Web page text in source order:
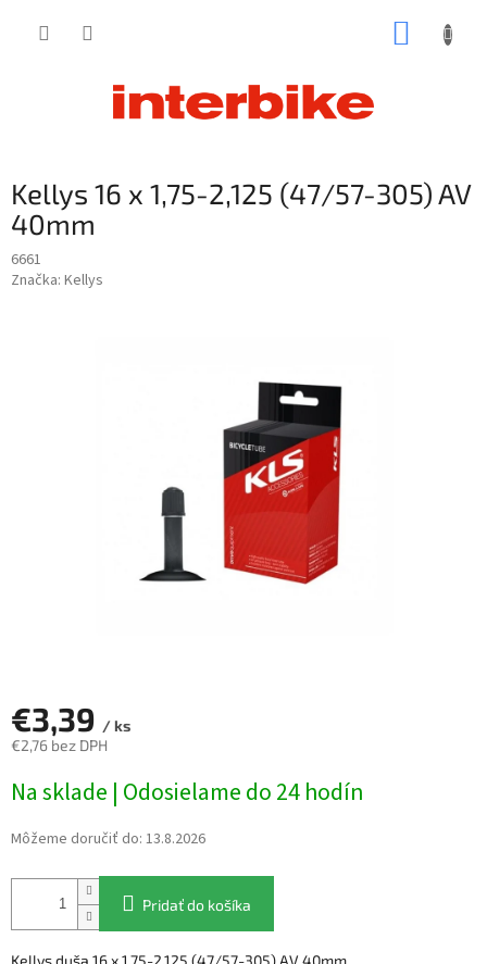
Kellys 16 x 1,75-2,125 (47/57-305) AV
40mm
6661
Značka: Kellys
€3,39 / ks
€2,76 bez DPH
cena:
Na sklade | Odosielame do 24 hodín
Môžeme doručiť do: 13.8.2026
Pridať do košíka